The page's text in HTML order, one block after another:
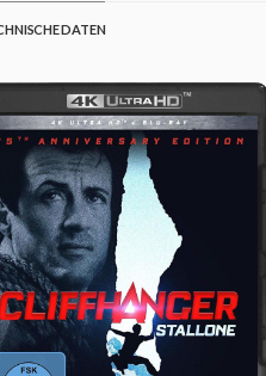
DATEN